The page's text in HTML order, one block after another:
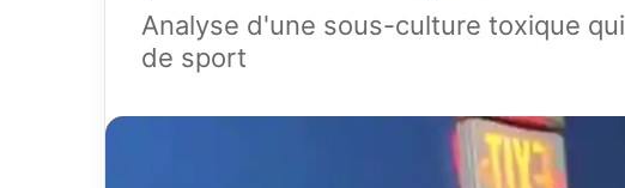
Analyse d'une sous-culture toxique
de sport